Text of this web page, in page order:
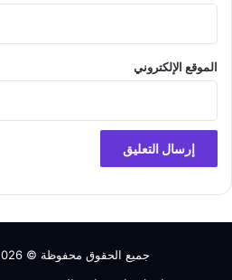
الموقع الإلكتروني
جميع الحقوق محفوظة © 2026 |